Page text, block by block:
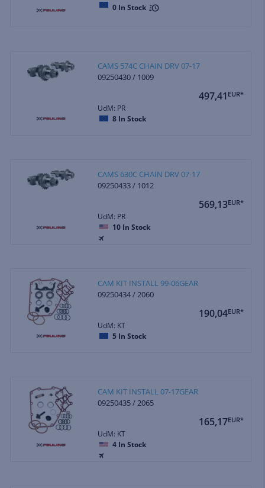
0 In Stock
CAMS 574C CHAIN DRV 07-17
09250430 / 1009
497,41 EUR*
UdM: PR
8 In Stock
CAMS 630C CHAIN DRV 07-17
09250433 / 1012
569,13EUR*
UdM: PR
10 In Stock
CAM KIT INSTALL 99-06GEAR
09250434 / 2060
190,04EUR*
UdM: KT
5 In Stock
CAM KIT INSTALL 07-17GEAR
09250435 / 2065
165,17EUR*
UdM: KT
4 In Stock